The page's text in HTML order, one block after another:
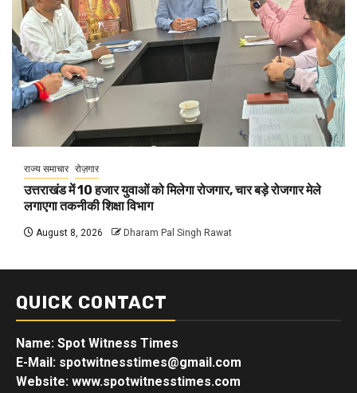
राज्य समाचार रोज़गार
उत्तराखंड में 10 हजार युवाओं को मिलेगा रोजगार, चार बड़े रोजगार मेले
लगाएगा तकनीकी शिक्षा विभाग
August 8, 2026 Dharam Pal Singh Rawat
QUICK CONTACT
Name: Spot Witness Times
E-Mail: spotwitnesstimes@gmail.com
Website: www.spotwitnesstimes.com